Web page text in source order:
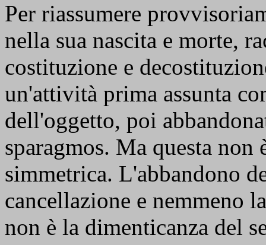
Per riassumere
nella sua nascita e morte,
costituzione e
un'attività prima assunta
dell'oggetto, poi
sparagmos. Ma questa non
simmetrica. L'abbandono
cancellazione e nemmeno
non è la dimenticanza del